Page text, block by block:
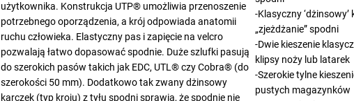
użytkownika. Konstrukcja UTP® umożliwia przenoszenie
potrzebnego oporządzenia, a krój odpowiada anatomii
ruchu człowieka. Elastyczny pas i zapięcie na velcro
pozwalają łatwo dopasować spodnie. Duże szlufki pasują
do szerokich pasów takich jak EDC, UTL® czy Cobra® (do
szerokości 50 mm). Dodatkowo tak zwany dżinsowy
karczek (typ kroju) z tyłu spodni sprawia, że spodnie nie
-Klasyczny
„zjeżdżanie” spodni
-Dwie kieszenie
klipsy noży lub latarek
-Szerokie tylne
pustych magazynków